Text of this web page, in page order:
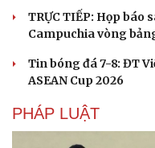
TRỰC TIẾP: Họp báo
Campuchia vòng
Tin bóng đá 7-8: ĐT
ASEAN Cup 2026
PHÁP LUẬT